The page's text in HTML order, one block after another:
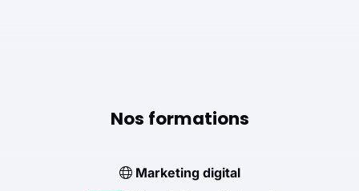
Nos formations
Marketing digital